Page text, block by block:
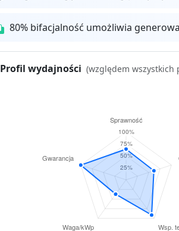
80% bifacjalność umożliwia
Profil wydajności (względem wszystkich